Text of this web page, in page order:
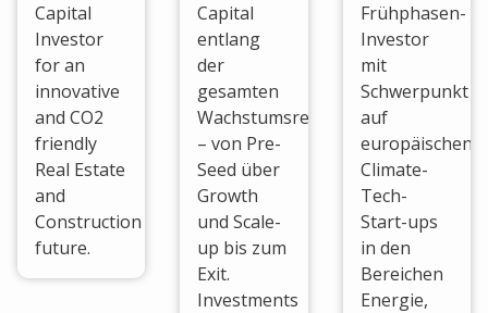
Capital
Investor
for an
innovative
and CO2
friendly
Real Estate
and
Construction
future.
Capital
entlang
der
gesamten
Wachstumsreise
– von Pre-
Seed über
Growth
und Scale-
up bis zum
Exit.
Investments
Frühphasen-
Investor
mit
Schwerpunkt
auf
europäischen
Climate-
Tech-
Start-ups
in den
Bereichen
Energie,